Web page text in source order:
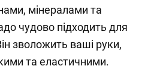
мінералами та
чудово підходить для
зволожить ваші руки,
та еластичними.